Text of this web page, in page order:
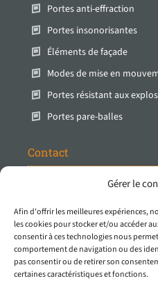
Gérer le
Afin d'offrir les meilleures expériences,
les cookies pour stocker et/ou accéder
consentir à ces technologies nous
comportement de navigation ou des
pas consentir ou de retirer son
certaines caractéristiques et fonctions.
Portes anti-effraction
Portes insonorisantes
Éléments de façade
Modes de mise en
Portes résistant aux
Portes pare-balles
Contact
Stuartweg 14
4131 NJ Vianen
Les Pays-Bas
T 0031 347 - 32 50 50